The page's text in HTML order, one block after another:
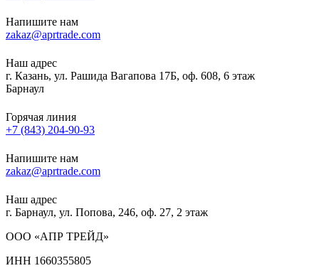
Напишите нам
zakaz@aprtrade.com
Наш адрес
г. Казань, ул. Рашида Вагапова 17Б, оф. 608, 6 этаж
Барнаул
Горячая линия
+7 (843) 204-90-93
Напишите нам
zakaz@aprtrade.com
Наш адрес
г. Барнаул, ул. Попова, 246, оф. 27, 2 этаж
ООО «АПР ТРЕЙД»
ИНН 1660355805